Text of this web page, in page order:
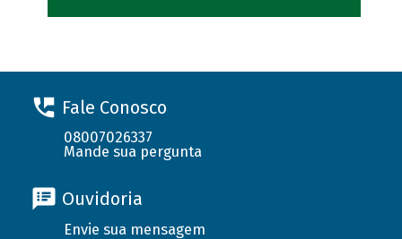
Fale Conosco
08007026337
Mande sua pergunta
Ouvidoria
Envie sua mensagem